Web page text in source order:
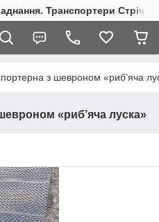
Транспортери
з шевроном «риб’яча
«риб’яча луска»